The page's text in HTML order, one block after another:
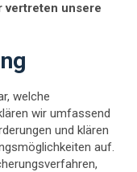
vertreten unsere
welche
wir umfassend
und klären
auf.